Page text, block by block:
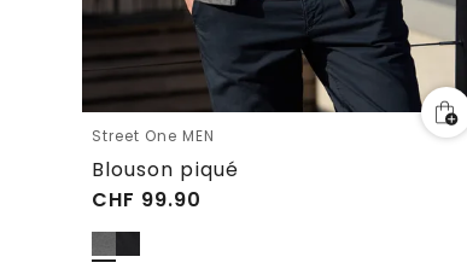
Street One MEN
Blouson piqué
CHF 99.90